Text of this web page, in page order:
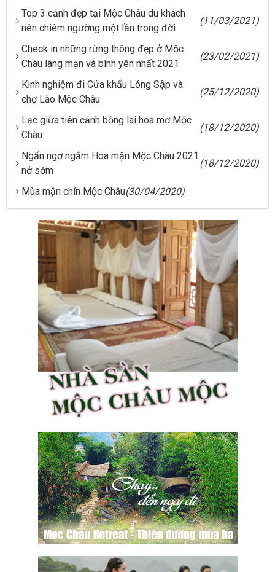
Top 3 cảnh đẹp tại Mộc Châu du khách
nên chiêm ngưỡng một lần trong đời
(11/03/2021)
Check in những rừng thông đẹp ở Mộc
Châu lãng mạn và bình yên nhất 2021
(23/02/2021)
Kinh nghiệm đi Cửa khẩu Lóng Sập và
chợ Lào Mộc Châu
(25/12/2020)
Lạc giữa tiên cảnh bồng lai hoa mơ Mộc
Châu
(18/12/2020)
Ngẩn ngơ ngắm Hoa mận Mộc Châu 2021
nở sớm
(18/12/2020)
Mùa mận chín Mộc Châu(30/04/2020)